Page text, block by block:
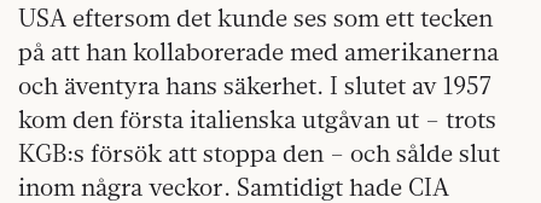
USA eftersom det kunde ses som ett tecken
på att han kollaborerade med amerikanerna
och äventyra hans säkerhet. I slutet av 1957
kom den första italienska utgåvan ut – trots
KGB:s försök att stoppa den – och sålde slut
inom några veckor. Samtidigt hade CIA